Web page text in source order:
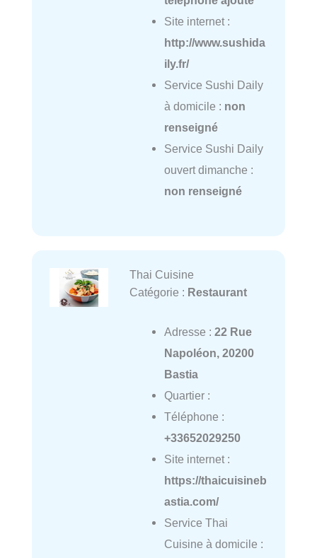
Site internet :
http://www.sushida
ily.fr/
Service Sushi Daily
à domicile : non
renseigné
Service Sushi Daily
ouvert dimanche :
non renseigné
Thai Cuisine
Catégorie : Restaurant
Adresse : 22 Rue
Napoléon, 20200
Bastia
Quartier :
Téléphone :
+33652029250
Site internet :
https://thaicuisineb
astia.com/
Service Thai
Cuisine à domicile :